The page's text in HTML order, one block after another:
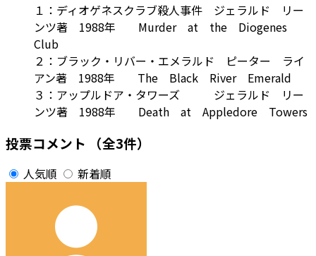
１：ディオゲネスクラブ殺人事件 ジェラルド リー
ンツ著 1988年 Murder at the Diogenes
Club
２：ブラック・リバー・エメラルド ピーター ライ
アン著 1988年 The Black River Emerald
３：アップルドア・タワーズ ジェラルド リー
ンツ著 1988年 Death at Appledore Towers
投票コメント （全3件）
人気順 新着順